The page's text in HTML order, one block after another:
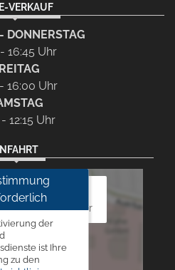
VERKAUF
DONNERSTAG
16:45 Uhr
16:00 Uhr
12:15 Uhr
52249 Eschweiler
der
ist Ihre
zu den